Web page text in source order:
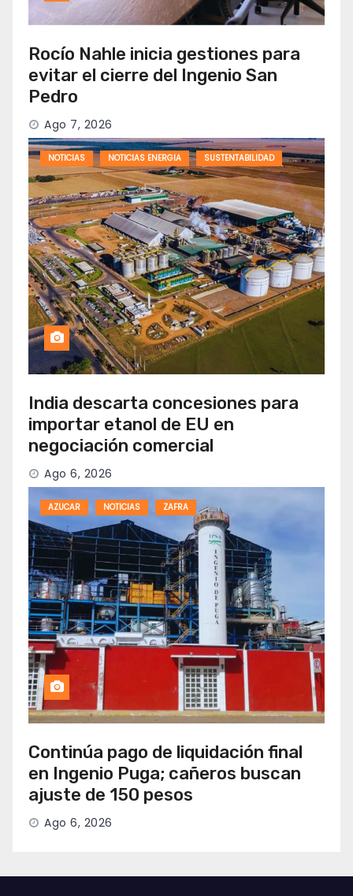
Rocío Nahle inicia gestiones para
evitar el cierre del Ingenio San
Pedro
Ago 7, 2026
NOTICIAS NOTICIAS ENERGIA SUSTENTABILIDAD
India descarta concesiones para
importar etanol de EU en
negociación comercial
Ago 6, 2026
AZUCAR NOTICIAS ZAFRA
Continúa pago de liquidación final
en Ingenio Puga; cañeros buscan
ajuste de 150 pesos
Ago 6, 2026